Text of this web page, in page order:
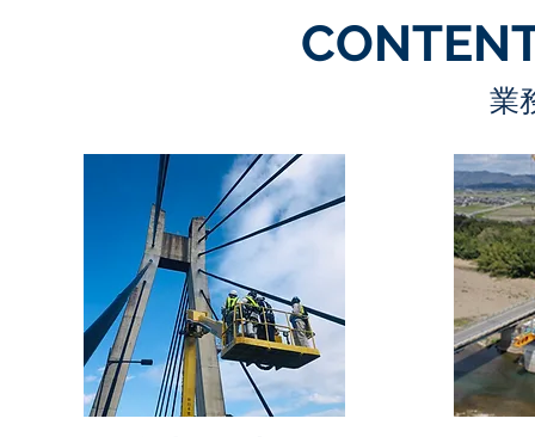
業